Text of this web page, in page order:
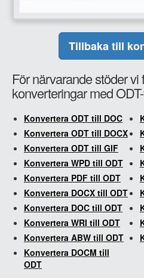
Tillbaka till
För närvarande stöder vi
konverteringar med
Konvertera ODT till DOC
Konvertera ODT till DOCX
Konvertera ODT till GIF
Konvertera WPD till ODT
Konvertera PDF till ODT
Konvertera DOCX till ODT
Konvertera DOC till ODT
Konvertera WRI till ODT
Konvertera ABW till ODT
Konvertera DOCM till
ODT